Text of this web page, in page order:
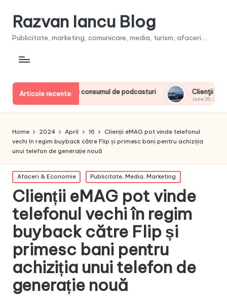
Razvan Iancu Blog
Publicitate, marketing, comunicare, media, turism, afaceri...
Articole recente:
europeni la consumul de podcasturi Clienţii își vor putea
June 20, 2026
Home 2024 April 16
Clienții eMAG pot vinde telefonul
vechi în regim buyback către Flip și primesc bani pentru achiziția
unui telefon de generație nouă
Posted
in
Afaceri & Economie Publicitate, Media, Marketing
Clienții eMAG pot vinde
telefonul vechi în regim
buyback către Flip și
primesc bani pentru
achiziția unui telefon de
generație nouă